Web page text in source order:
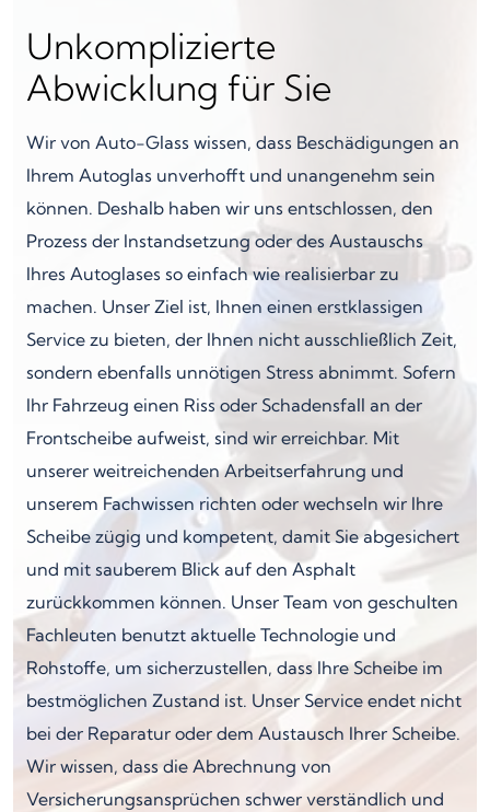
Unkomplizierte
Abwicklung für Sie
Wir von Auto-Glass wissen, dass Beschädigungen an
Ihrem Autoglas unverhofft und unangenehm sein
können. Deshalb haben wir uns entschlossen, den
Prozess der Instandsetzung oder des Austauschs
Ihres Autoglases so einfach wie realisierbar zu
machen. Unser Ziel ist, Ihnen einen erstklassigen
Service zu bieten, der Ihnen nicht ausschließlich Zeit,
sondern ebenfalls unnötigen Stress abnimmt. Sofern
Ihr Fahrzeug einen Riss oder Schadensfall an der
Frontscheibe aufweist, sind wir erreichbar. Mit
unserer weitreichenden Arbeitserfahrung und
unserem Fachwissen richten oder wechseln wir Ihre
Scheibe zügig und kompetent, damit Sie abgesichert
und mit sauberem Blick auf den Asphalt
zurückkommen können. Unser Team von geschulten
Fachleuten benutzt aktuelle Technologie und
Rohstoffe, um sicherzustellen, dass Ihre Scheibe im
bestmöglichen Zustand ist. Unser Service endet nicht
bei der Reparatur oder dem Austausch Ihrer Scheibe.
Wir wissen, dass die Abrechnung von
Versicherungsansprüchen schwer verständlich und